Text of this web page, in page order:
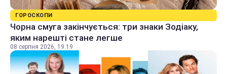
ГОРОСКОПИ
Чорна смуга закінчується: три знаки Зодіаку,
яким нарешті стане легше
08 серпня 2026, 19:19